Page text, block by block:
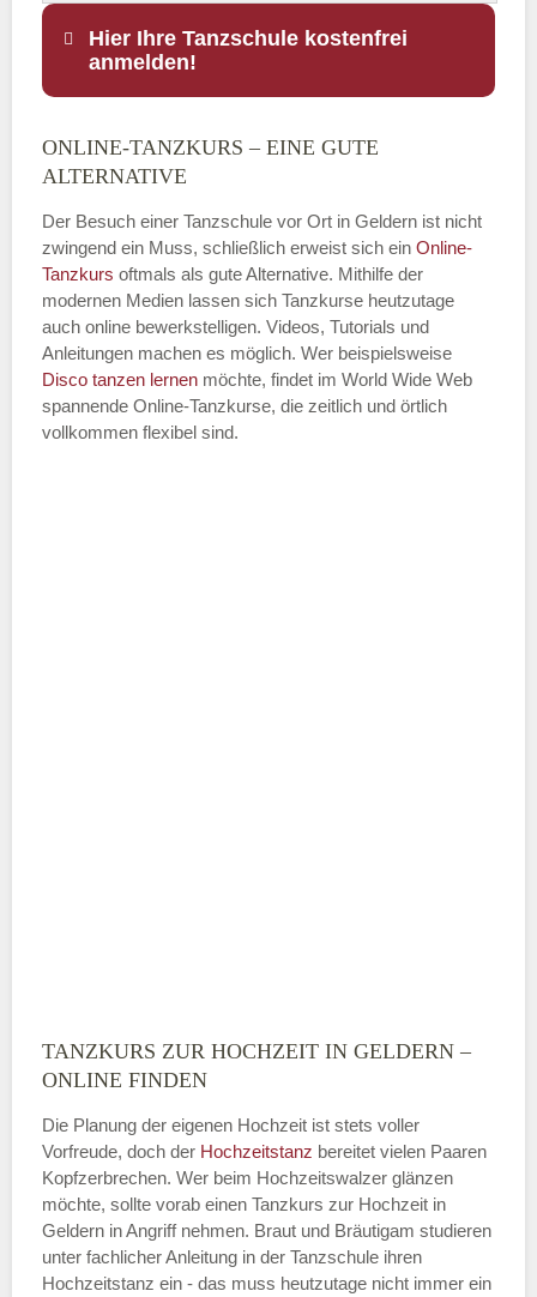
Hier Ihre Tanzschule kostenfrei
anmelden!
Name
E-Mail*
Name der Tanzschule
Montag
—
ÖFFNUNGSZEITEN HINZUFÜGEN
Dienstag
ONLINE-TANZKURS – EINE GUTE
ALTERNATIVE
Der Besuch einer Tanzschule vor Ort in Geldern ist nicht
zwingend ein Muss, schließlich erweist sich ein Online-
Tanzkurs oftmals als gute Alternative. Mithilfe der
modernen Medien lassen sich Tanzkurse heutzutage
auch online bewerkstelligen. Videos, Tutorials und
Anleitungen machen es möglich. Wer beispielsweise
Disco tanzen lernen möchte, findet im World Wide Web
spannende Online-Tanzkurse, die zeitlich und örtlich
vollkommen flexibel sind.
TANZKURS ZUR HOCHZEIT IN GELDERN –
ONLINE FINDEN
Die Planung der eigenen Hochzeit ist stets voller
Vorfreude, doch der Hochzeitstanz bereitet vielen Paaren
Kopfzerbrechen. Wer beim Hochzeitswalzer glänzen
möchte, sollte vorab einen Tanzkurs zur Hochzeit in
Geldern in Angriff nehmen. Braut und Bräutigam studieren
unter fachlicher Anleitung in der Tanzschule ihren
Hochzeitstanz ein - das muss heutzutage nicht immer ein